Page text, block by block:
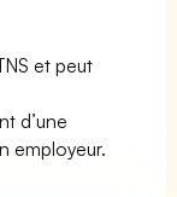
et peut
d’une
employeur.